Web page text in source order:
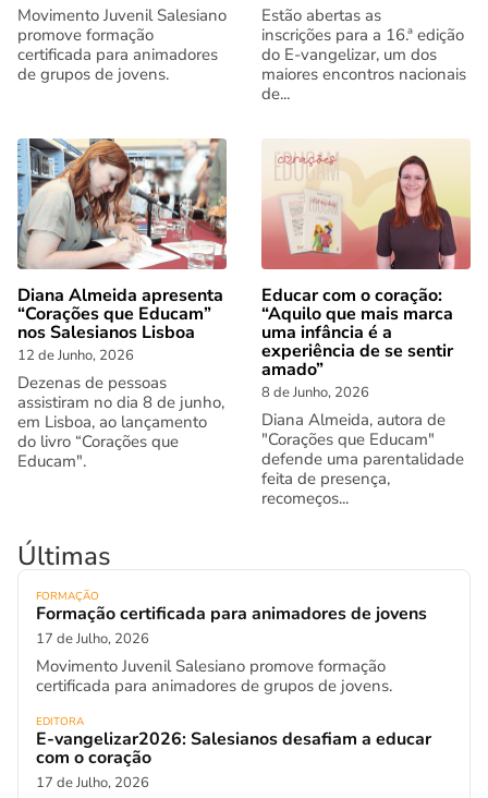
Movimento Juvenil Salesiano
promove formação
certificada para animadores
de grupos de jovens.
Estão abertas as
inscrições para a 16.ª edição
do E-vangelizar, um dos
maiores encontros nacionais
de...
Diana Almeida apresenta
“Corações que Educam”
nos Salesianos Lisboa
12 de Junho, 2026
Dezenas de pessoas
assistiram no dia 8 de junho,
em Lisboa, ao lançamento
do livro “Corações que
Educam".
Educar com o coração:
“Aquilo que mais marca
uma infância é a
experiência de se sentir
amado”
8 de Junho, 2026
Diana Almeida, autora de
"Corações que Educam"
defende uma parentalidade
feita de presença,
recomeços...
Últimas
FORMAÇÃO
Formação certificada para animadores de jovens
17 de Julho, 2026
Movimento Juvenil Salesiano promove formação
certificada para animadores de grupos de jovens.
EDITORA
E-vangelizar2026: Salesianos desafiam a educar
com o coração
17 de Julho, 2026